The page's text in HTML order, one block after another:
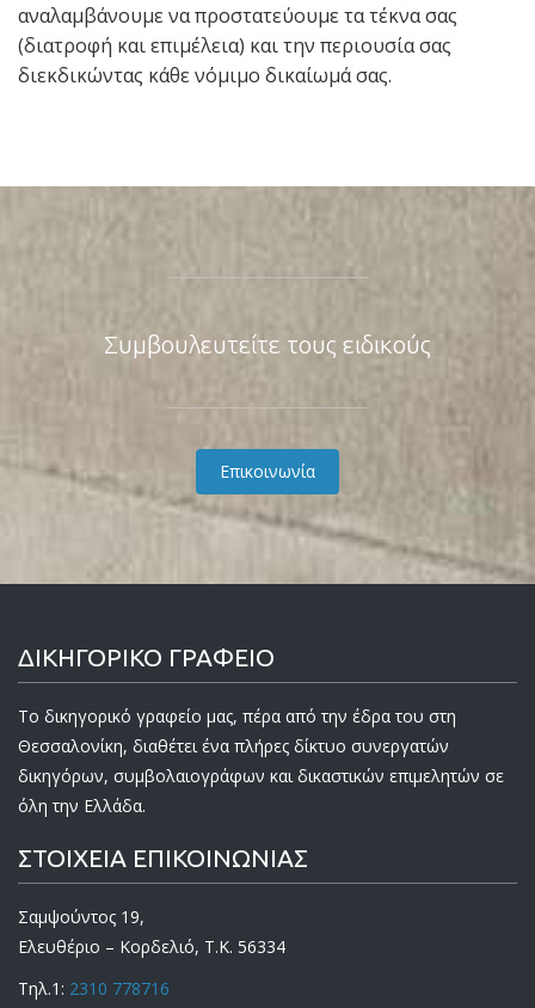
αναλαμβάνουμε να προστατεύουμε τα τέκνα σας
(διατροφή και επιμέλεια) και την περιουσία σας
διεκδικώντας κάθε νόμιμο δικαίωμά σας.
Συμβουλευτείτε τους ειδικούς
Επικοινωνία
ΔΙΚΗΓΟΡΙΚΟ ΓΡΑΦΕΙΟ
Το δικηγορικό γραφείο μας, πέρα από την έδρα του στη
Θεσσαλονίκη, διαθέτει ένα πλήρες δίκτυο συνεργατών
δικηγόρων, συμβολαιογράφων και δικαστικών επιμελητών σε
όλη την Ελλάδα.
ΣΤΟΙΧΕΙΑ ΕΠΙΚΟΙΝΩΝΙΑΣ
Σαμψούντος 19,
Ελευθέριο – Κορδελιό, Τ.Κ. 56334
Τηλ.1: 2310 778716